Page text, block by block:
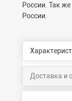
России. Так
России.
Доставка и